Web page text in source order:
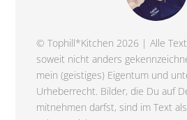
© Tophill*Kitchen 2026 | Alle
soweit nicht anders
mein (geistiges) Eigentum und
Urheberrecht. Bilder, die Du auf
mitnehmen darfst, sind im Text